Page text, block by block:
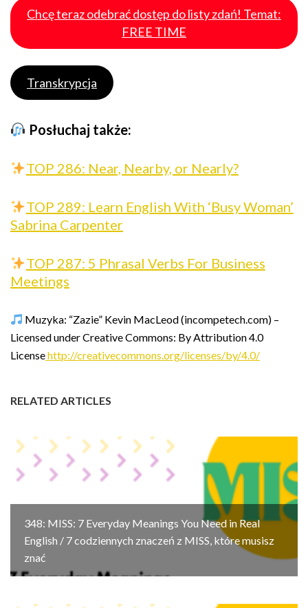
Chcę teraz odebrać dostęp do listy zdań! Temat:
FREE TIME
Transkrypcja
Posłuchaj także:
TOP 286: Near, Nearby, or Nearly?
TOP 289: Learn English With ‘Busy Woman’
Sabrina Carpenter
TOP 287: 5 Phrasal Verbs For Business
Meetings
Muzyka: “Zazie” Kevin MacLeod (incompetech.com) –
Licensed under Creative Commons: By Attribution 4.0
Licensehttp://creativecommons.org/licenses/by/4.0/
RELATED ARTICLES
348: MISS: 7 Everyday Meanings You Need in Real
English / 7 codziennych znaczeń z MISS, które musisz
znać